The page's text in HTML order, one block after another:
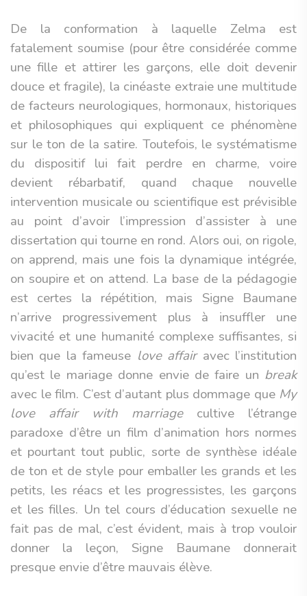
De la conformation à laquelle Zelma est
fatalement soumise (pour être considérée comme
une fille et attirer les garçons, elle doit devenir
douce et fragile), la cinéaste extraie une multitude
de facteurs neurologiques, hormonaux, historiques
et philosophiques qui expliquent ce phénomène
sur le ton de la satire. Toutefois, le systématisme
du dispositif lui fait perdre en charme, voire
devient rébarbatif, quand chaque nouvelle
intervention musicale ou scientifique est prévisible
au point d’avoir l’impression d’assister à une
dissertation qui tourne en rond. Alors oui, on rigole,
on apprend, mais une fois la dynamique intégrée,
on soupire et on attend. La base de la pédagogie
est certes la répétition, mais Signe Baumane
n’arrive progressivement plus à insuffler une
vivacité et une humanité complexe suffisantes, si
bien que la fameuse love affairavec l’institution
qu’est le mariage donne envie de faire un break
avec le film. C’est d’autant plus dommage que My
love affair with marriagecultive l’étrange
paradoxe d’être un film d’animation hors normes
et pourtant tout public, sorte de synthèse idéale
de ton et de style pour emballer les grands et les
petits, les réacs et les progressistes, les garçons
et les filles. Un tel cours d’éducation sexuelle ne
fait pas de mal, c’est évident, mais à trop vouloir
donner la leçon, Signe Baumane donnerait
presque envie d’être mauvais élève.